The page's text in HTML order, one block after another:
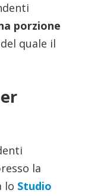
porzione
quale il
la
lo Studio